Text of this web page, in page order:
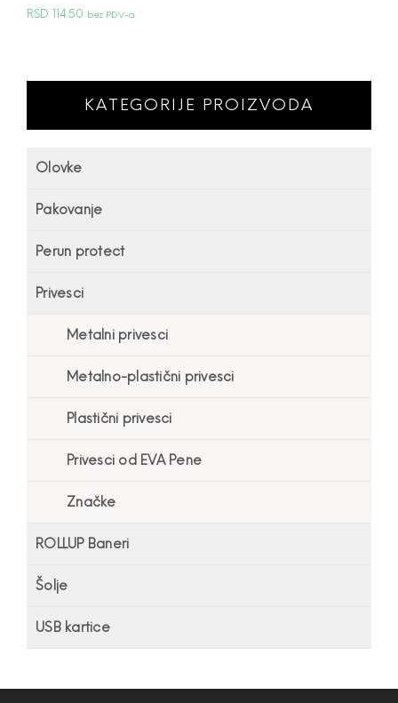
RSD 114.50 bez PDV-a
KATEGORIJE PROIZVODA
Olovke
Pakovanje
Perun protect
Privesci
Metalni privesci
Metalno-plastični privesci
Plastični privesci
Privesci od EVA Pene
Značke
ROLLUP Baneri
Šolje
USB kartice